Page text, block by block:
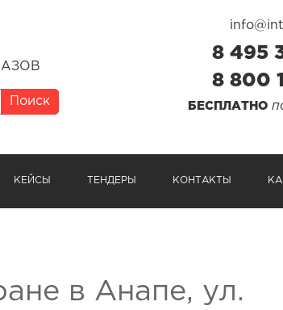
Поиск
8 495
8 800
БЕСПЛАТНО
КЕЙСЫ ТЕНДЕРЫ КОНТАКТЫ
в Анапе, ул.